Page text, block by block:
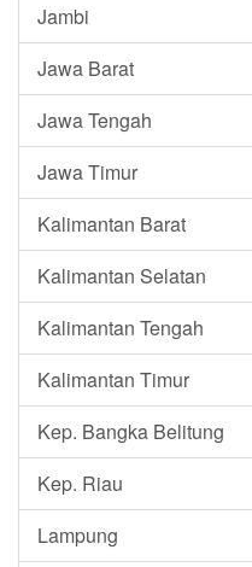
Jambi
Jawa Barat
Jawa Tengah
Jawa Timur
Kalimantan Barat
Kalimantan Selatan
Kalimantan Tengah
Kalimantan Timur
Kep. Bangka Belitung
Kep. Riau
Lampung